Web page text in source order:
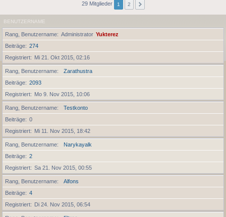
29 Mitglieder 1 2
BENUTZERNAME
Rang, Benutzername Administrator Yukterez
Beiträge
274
Registriert
Mi 21. Okt 2015, 02:16
Rang, Benutzername
Zarathustra
Beiträge
2093
Registriert
Mo 9. Nov 2015, 10:06
Rang, Benutzername
Testkonto
Beiträge
0
Registriert
Mi 11. Nov 2015, 18:42
Rang, Benutzername
Narykayalk
Beiträge
2
Registriert
Sa 21. Nov 2015, 00:55
Rang, Benutzername
Alfons
Beiträge
4
Registriert
Di 24. Nov 2015, 06:54